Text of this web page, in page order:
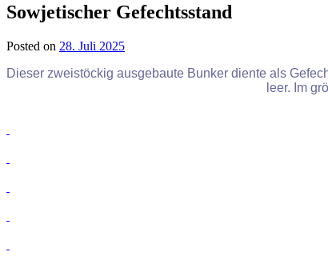
Sowjetischer Gefechtsstand
Posted on 28. Juli 2025
Dieser zweistöckig ausgebaute Bunker diente als
leer. Im